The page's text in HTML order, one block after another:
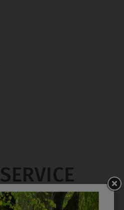
stehen Ihnen